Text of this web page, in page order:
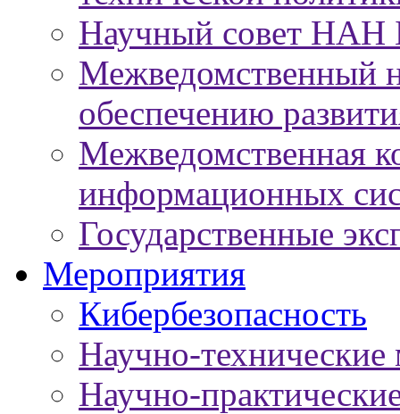
Научный совет НАН
Межведомственный
обеспечению
Межведомственная
информационных
Государственные
Мероприятия
Кибербезопасность
Научно-технические
Научно-